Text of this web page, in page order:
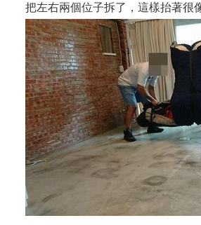
把左右兩個位子拆了，這樣抬著很